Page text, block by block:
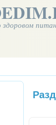
здоровом